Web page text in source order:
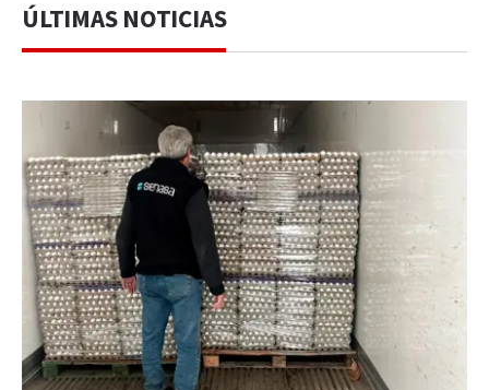
ÚLTIMAS NOTICIAS